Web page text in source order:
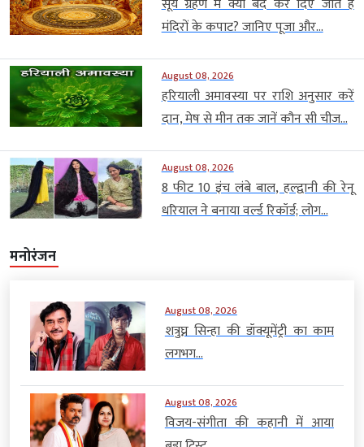
मंदिरों के कपाट? जानिए पूजा और...
August 08, 2026
हरियाली अमावस्या पर राशि अनुसार करें
दान, मेष से मीन तक जानें कौन सी चीज...
August 08, 2026
8 फीट 10 इंच लंबे बाल, हल्द्वानी की रेनू
धरियाल ने बनाया वर्ल्ड रिकॉर्ड; लोग...
मनोरंजन
August 08, 2026
शत्रुघ्न सिन्हा की डॉक्यूमेंट्री का काम
लगभग...
August 08, 2026
विजय-संगीता की कहानी में आया